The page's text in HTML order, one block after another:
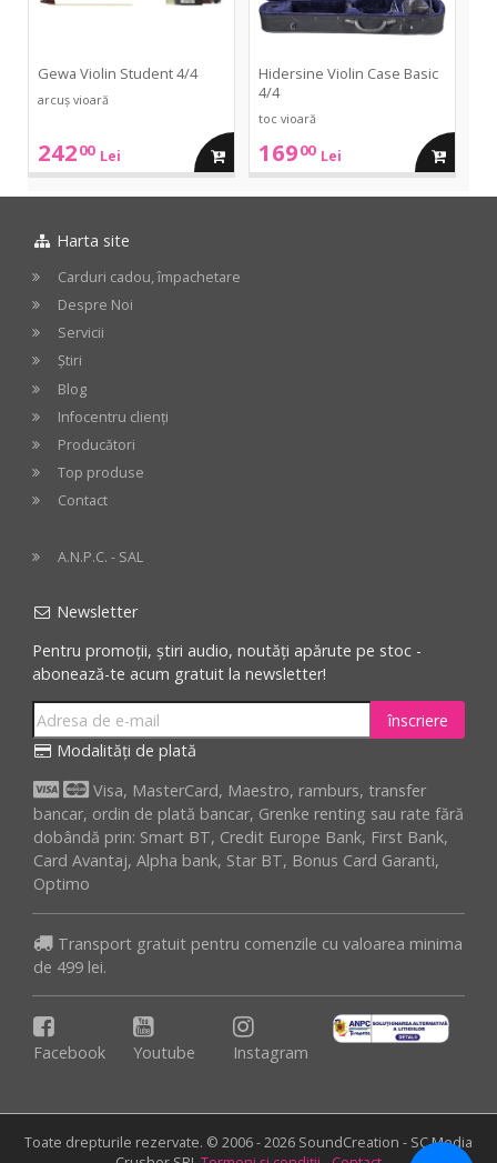
Gewa Violin Student 4/4
arcuș vioară
24200 Lei adauga
in
Hidersine Violin Case Basic
4/4
toc vioară
16900 Lei adauga
in
Harta site
Carduri cadou, împachetare
Despre Noi
Servicii
Știri
Blog
Infocentru clienți
Producători
Top produse
Contact
A.N.P.C. - SAL
Newsletter
Pentru promoții, știri audio, noutăți apărute pe stoc -
abonează-te acum gratuit la newsletter!
înscriere
Modalități de plată
Visa, MasterCard, Maestro, ramburs, transfer
bancar, ordin de plată bancar, Grenke renting sau rate fără
dobândă prin: Smart BT, Credit Europe Bank, First Bank,
Card Avantaj, Alpha bank, Star BT, Bonus Card Garanti,
Optimo
Transport gratuit pentru comenzile cu valoarea minima
de 499 lei.
Facebook Youtube Instagram
Toate drepturile rezervate. © 2006 - 2026 SoundCreation - SC Media